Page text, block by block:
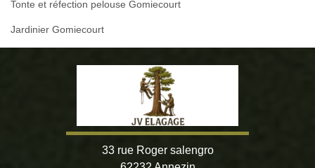
Tonte et réfection pelouse Gomiecourt
Jardinier Gomiecourt
33 rue Roger salengro